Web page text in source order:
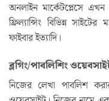
অনলাইন মার্কেটপ্লেসে
ফ্রিল্যান্সিং বিভিন্ন
ফাইবার ইত্যাদি।
ব্লগিং/পাবলিশিং
নিজের লেখা পাবলিশ